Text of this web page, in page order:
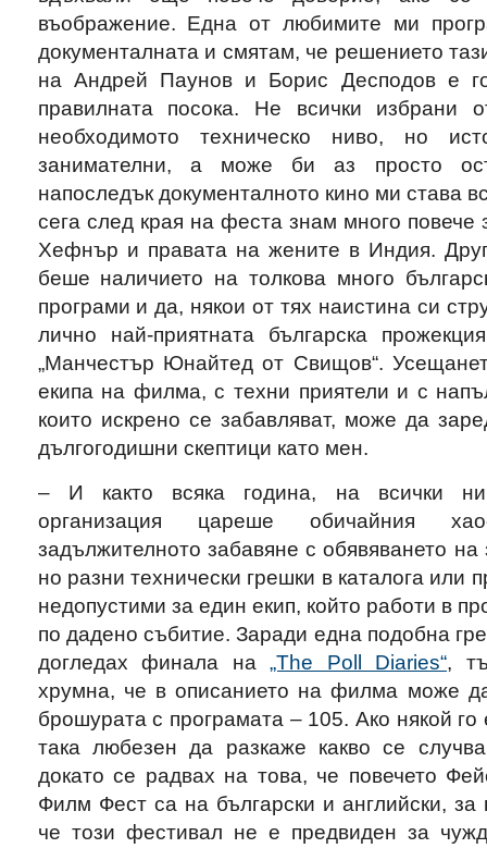
въображение. Една от любимите ми
документалната и смятам, че решението
на Андрей Паунов и Борис Десподов е
правилната посока. Не всички
необходимото техническо ниво, но
занимателни, а може би аз просто
напоследък документалното кино ми става
сега след края на феста знам много повече
Хефнър и правата на жените в Индия.
беше наличието на толкова много
програми и да, някои от тях наистина си
лично най-приятната българска
„Манчестър Юнайтед от Свищов“.
екипа на филма, с техни приятели и с
които искрено се забавляват, може да
дългогодишни скептици като мен.
– И както всяка година, на всички
организация цареше обичайния
задължителното забавяне с обявяването на
но разни технически грешки в каталога или
недопустими за един екип, който работи в
по дадено събитие. Заради една подобна
догледах финала на „The Poll Diaries“,
хрумна, че в описанието на филма може
брошурата с програмата – 105. Ако някой
така любезен да разкаже какво се
докато се радвах на това, че повечето
Филм Фест са на български и английски, за
че този фестивал не е предвиден за